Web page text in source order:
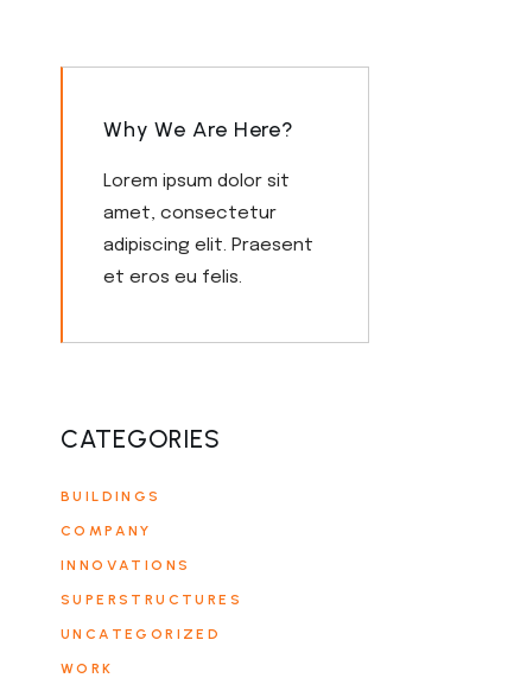
Why We Are Here?
Lorem ipsum dolor sit
amet, consectetur
adipiscing elit. Praesent
et eros eu felis.
CATEGORIES
BUILDINGS
COMPANY
INNOVATIONS
SUPERSTRUCTURES
UNCATEGORIZED
WORK